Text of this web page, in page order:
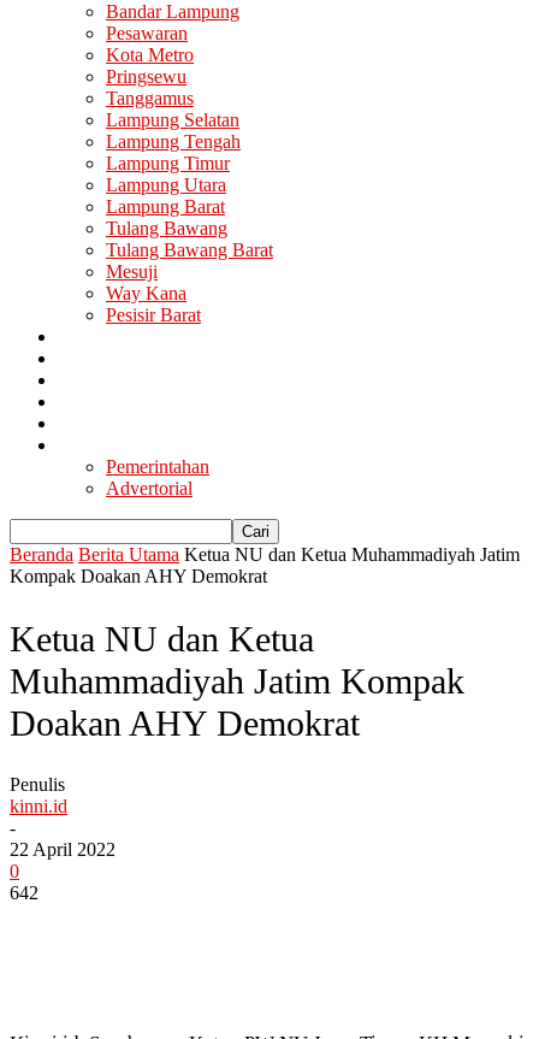
Bandar Lampung
Pesawaran
Kota Metro
Pringsewu
Tanggamus
Lampung Selatan
Lampung Tengah
Lampung Timur
Lampung Utara
Lampung Barat
Tulang Bawang
Tulang Bawang Barat
Mesuji
Way Kana
Pesisir Barat
Pemerintahan
Advertorial
Beranda Berita Utama Ketua NU dan Ketua Muhammadiyah Jatim
Kompak Doakan AHY Demokrat
Ketua NU dan Ketua
Muhammadiyah Jatim Kompak
Doakan AHY Demokrat
Penulis
kinni.id
-
22 April 2022
0
642